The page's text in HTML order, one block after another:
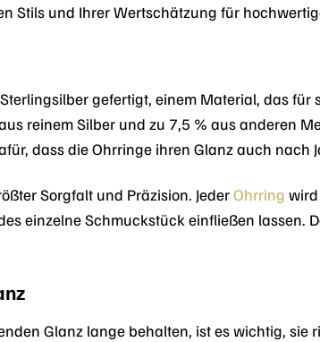
Stils und Ihrer Wertschätzung für
gefertigt, einem Material, das
reinem Silber und zu 7,5 % aus anderen
dass die Ohrringe ihren Glanz auch
Sorgfalt und Präzision. JederOhrring
einzelne Schmuckstück einfließen lassen.
Glanz lange behalten, ist es wichtig, sie